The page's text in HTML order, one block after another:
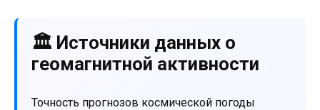
🏛️ Источники данных о
геомагнитной активности
Точность прогнозов космической погоды